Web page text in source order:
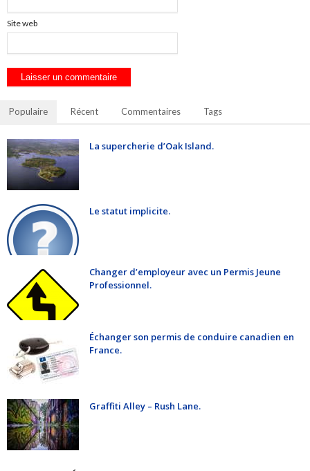
Site web
Populaire Récent Commentaires Tags
La supercherie d’Oak Island.
Le statut implicite.
Changer d’employeur avec un Permis Jeune
Professionnel.
Échanger son permis de conduire canadien en
France.
Graffiti Alley – Rush Lane.